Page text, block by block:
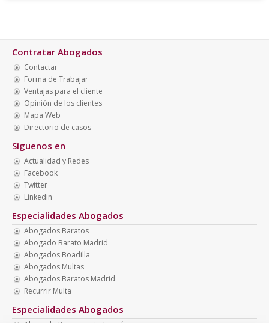
Contratar Abogados
Contactar
Forma de Trabajar
Ventajas para el cliente
Opinión de los clientes
Mapa Web
Directorio de casos
Síguenos en
Actualidad y Redes
Facebook
Twitter
Linkedin
Especialidades Abogados
Abogados Baratos
Abogado Barato Madrid
Abogados Boadilla
Abogados Multas
Abogados Baratos Madrid
Recurrir Multa
Especialidades Abogados